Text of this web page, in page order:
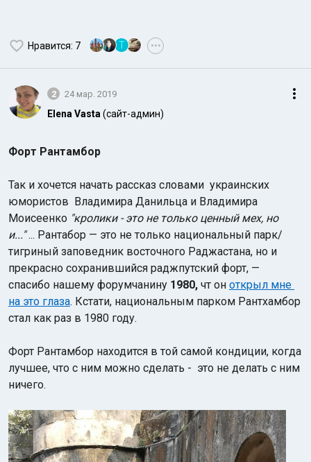
Нравится: 7 T •••
2 24 мар. 2019
Elena Vasta (сайт-админ)
Форт Рантамбор
Так и хочется начать рассказ словами украинских
юмористов Владимира Данильца и Владимира
Моисеенко "кролики - это не только ценный мех, но
и..."... Рантабор — это не только национальный парк/
тигриный заповедник восточного Раджастана, но и
прекрасно сохранившийся раджпутский форт, —
спасибо нашему форумчанину 1980, чт он открыл мне
на это глаза. Кстати, национальным парком Рантхамбор
стал как раз в 1980 году.
Форт Рантамбор находится в той самой кондиции, когда
лучшее, что с ним можно сделать - это не делать с ним
ничего.